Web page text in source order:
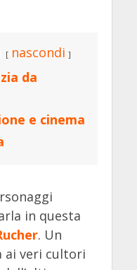
nascondi
da
e cinema
in questa
. Un
ai veri cultori